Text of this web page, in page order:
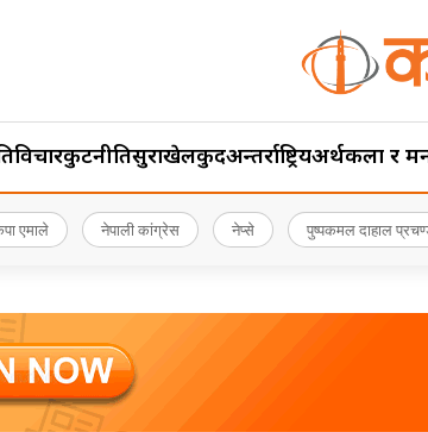
विचारकुटनीतिसुरक्षाखेलकुदअन्तर्राष्ट्रियअर्थकला र
एमाले नेपाली कांग्रेस नेप्से पुष्पकमल दाहाल